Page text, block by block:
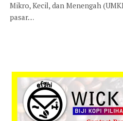
Mikro, Kecil, dan Menengah
pasar…